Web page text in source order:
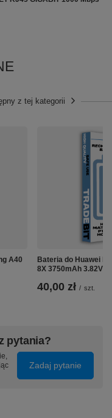
jakości
z tej kategorii
A40
Bateria do Huawei
8X 3750mAh 3.82V +
40,00 zł / szt.
pytania?
Zadaj pytanie